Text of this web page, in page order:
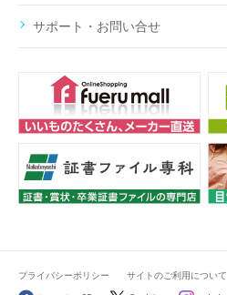
サポート・お問い合せ
プライバシーポリシー サイトのご利用について